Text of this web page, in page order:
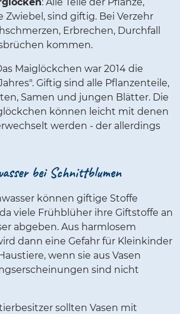
: Alle Teile der Pflanze,
Zwiebel, sind giftig. Bei Verzehr
Erbrechen, Durchfall
kommen.
Maiglöckchen war 2014 die
Giftig sind alle Pflanzenteile,
Samen und jungen Blätter. Die
können leicht mit denen
werden - der allerdings
bei Schnittblumen
können giftige Stoffe
viele Frühblüher ihre Giftstoffe an
abgeben. Aus harmlosem
dann eine Gefahr für Kleinkinder
wenn sie aus Vasen
sind nicht
sollten Vasen mit